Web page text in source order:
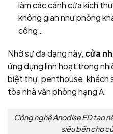
làm các cánh cửa kích
không gian như phòng
công…
Nhờ sự đa dạng này, cửa
ứng dụng linh hoạt trong
biệt thự, penthouse, khách
tòa nhà văn phòng hạng A.
Công nghệ Anodise ED tạo
siêu bền cho